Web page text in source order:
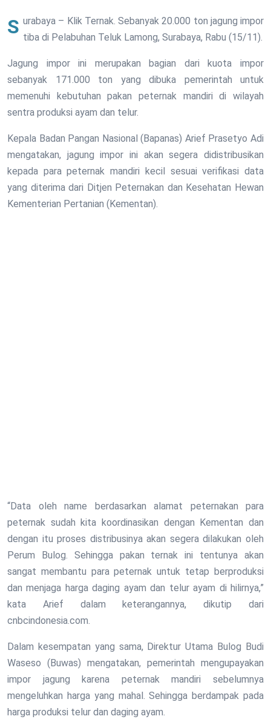
Surabaya – Klik Ternak. Sebanyak 20.000 ton jagung impor tiba di Pelabuhan Teluk Lamong, Surabaya, Rabu (15/11).
Jagung impor ini merupakan bagian dari kuota impor
sebanyak 171.000 ton yang dibuka pemerintah untuk
memenuhi kebutuhan pakan peternak mandiri di wilayah
sentra produksi ayam dan telur.
Kepala Badan Pangan Nasional (Bapanas) Arief Prasetyo Adi
mengatakan, jagung impor ini akan segera didistribusikan
kepada para peternak mandiri kecil sesuai verifikasi data
yang diterima dari Ditjen Peternakan dan Kesehatan Hewan
Kementerian Pertanian (Kementan).
“Data oleh name berdasarkan alamat peternakan para
peternak sudah kita koordinasikan dengan Kementan dan
dengan itu proses distribusinya akan segera dilakukan oleh
Perum Bulog. Sehingga pakan ternak ini tentunya akan
sangat membantu para peternak untuk tetap berproduksi
dan menjaga harga daging ayam dan telur ayam di hilirnya,”
kata Arief dalam keterangannya, dikutip dari
cnbcindonesia.com.
Dalam kesempatan yang sama, Direktur Utama Bulog Budi
Waseso (Buwas) mengatakan, pemerintah mengupayakan
impor jagung karena peternak mandiri sebelumnya
mengeluhkan harga yang mahal. Sehingga berdampak pada
harga produksi telur dan daging ayam.